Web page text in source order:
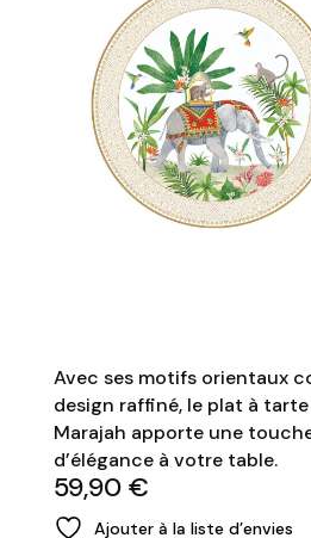
Avec ses motifs orientaux
design raffiné, le plat à
Marajah apporte une
d’élégance à votre table.
59,90 €
Ajouter à la liste d’envies